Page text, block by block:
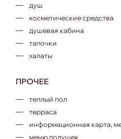
душ
косметические средства
душевая кабина
тапочки
халаты
ПРОЧЕЕ
теплый пол
терраса
информационная карта,
меню подушек